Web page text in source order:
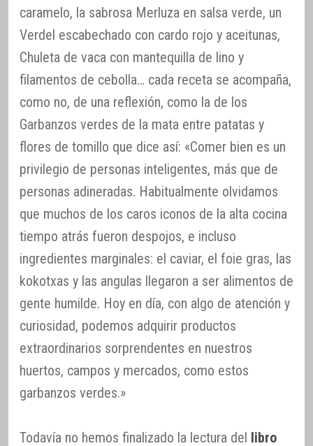
caramelo, la sabrosa Merluza en salsa verde, un
Verdel escabechado con cardo rojo y aceitunas,
Chuleta de vaca con mantequilla de lino y
filamentos de cebolla… cada receta se acompaña,
como no, de una reflexión, como la de los
Garbanzos verdes de la mata entre patatas y
flores de tomillo que dice así: «Comer bien es un
privilegio de personas inteligentes, más que de
personas adineradas. Habitualmente olvidamos
que muchos de los caros iconos de la alta cocina
tiempo atrás fueron despojos, e incluso
ingredientes marginales: el caviar, el foie gras, las
kokotxas y las angulas llegaron a ser alimentos de
gente humilde. Hoy en día, con algo de atención y
curiosidad, podemos adquirir productos
extraordinarios sorprendentes en nuestros
huertos, campos y mercados, como estos
garbanzos verdes.»
Todavía no hemos finalizado la lectura del libro